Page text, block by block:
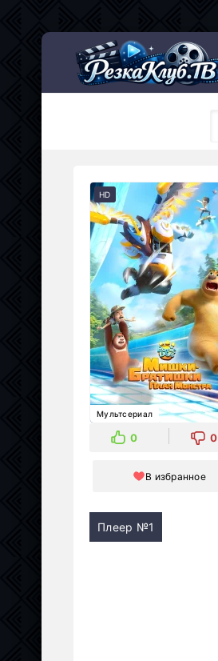
HD
Мультсериал
0 0
В избранное
Плеер №1
Мультсериалы